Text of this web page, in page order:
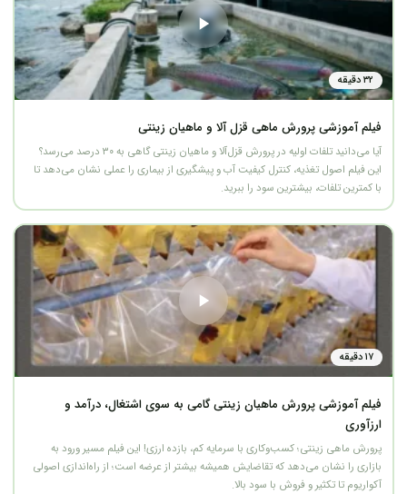
۳۲ دقیقه
فیلم آموزشی پرورش ماهی قزل آلا و ماهیان زینتی
آیا می‌دانید تلفات اولیه در پرورش قزل‌آلا و ماهیان زینتی گاهی به ۳۰ درصد می‌رسد؟
این فیلم اصول تغذیه، کنترل کیفیت آب و پیشگیری از بیماری را عملی نشان می‌دهد تا
با کمترین تلفات، بیشترین سود را ببرید.
۱۷ دقیقه
فیلم آموزشی پرورش ماهیان زینتی گامی به سوی اشتغال، درآمد و
ارزآوری
پرورش ماهی زینتی؛ کسب‌وکاری با سرمایه کم، بازده ارزی! این فیلم مسیر ورود به
بازاری را نشان می‌دهد که تقاضایش همیشه بیشتر از عرضه است؛ از راه‌اندازی اصولی
آکواریوم تا تکثیر و فروش با سود بالا.